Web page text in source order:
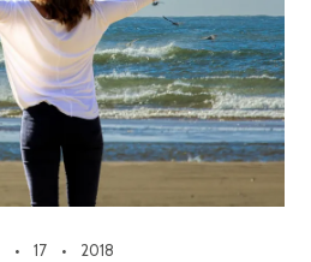
17 2018